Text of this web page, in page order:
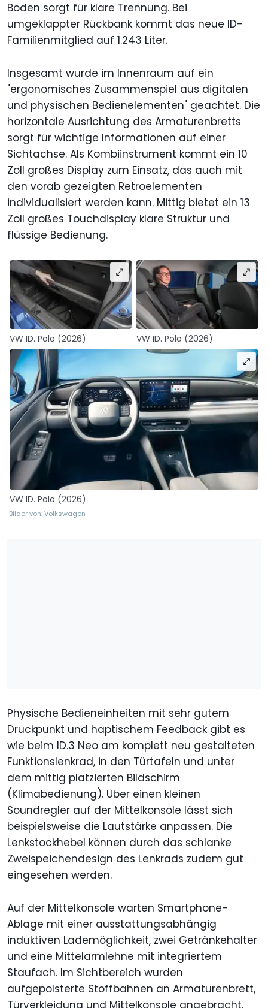
Boden sorgt für klare Trennung. Bei
umgeklappter Rückbank kommt das neue ID-
Familienmitglied auf 1.243 Liter.
Insgesamt wurde im Innenraum auf ein
"ergonomisches Zusammenspiel aus digitalen
und physischen Bedienelementen" geachtet. Die
horizontale Ausrichtung des Armaturenbretts
sorgt für wichtige Informationen auf einer
Sichtachse. Als Kombiinstrument kommt ein 10
Zoll großes Display zum Einsatz, das auch mit
den vorab gezeigten Retroelementen
individualisiert werden kann. Mittig bietet ein 13
Zoll großes Touchdisplay klare Struktur und
flüssige Bedienung.
VW ID. Polo (2026) VW ID. Polo (2026)
VW ID. Polo (2026)
Bilder von: Volkswagen
Physische Bedieneinheiten mit sehr gutem
Druckpunkt und haptischem Feedback gibt es
wie beim ID.3 Neo am komplett neu gestalteten
Funktionslenkrad, in den Türtafeln und unter
dem mittig platzierten Bildschirm
(Klimabedienung). Über einen kleinen
Soundregler auf der Mittelkonsole lässt sich
beispielsweise die Lautstärke anpassen. Die
Lenkstockhebel können durch das schlanke
Zweispeichendesign des Lenkrads zudem gut
eingesehen werden.
Auf der Mittelkonsole warten Smartphone-
Ablage mit einer ausstattungsabhängig
induktiven Lademöglichkeit, zwei Getränkehalter
und eine Mittelarmlehne mit integriertem
Staufach. Im Sichtbereich wurden
aufgepolsterte Stoffbahnen an Armaturenbrett,
Türverkleidung und Mittelkonsole angebracht.